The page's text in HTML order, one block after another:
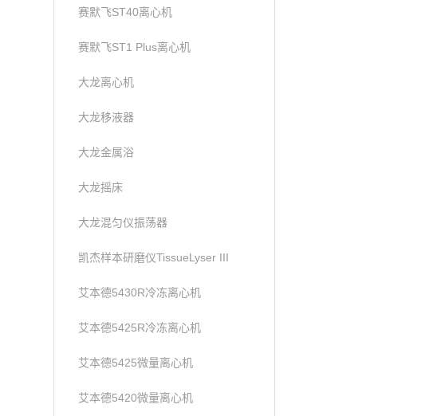
赛默飞ST40离心机
赛默飞ST1 Plus离心机
大龙离心机
大龙移液器
大龙金属浴
大龙摇床
大龙混匀仪振荡器
凯杰样本研磨仪TissueLyser III
艾本德5430R冷冻离心机
艾本德5425R冷冻离心机
艾本德5425微量离心机
艾本德5420微量离心机